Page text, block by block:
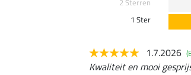
2 Sterren
1 Ster
1.7.2026
Kwaliteit en mooi